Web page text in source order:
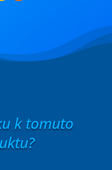
k tomuto